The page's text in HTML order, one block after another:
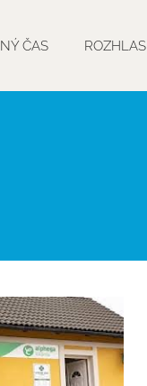
ČAS ROZHLAS